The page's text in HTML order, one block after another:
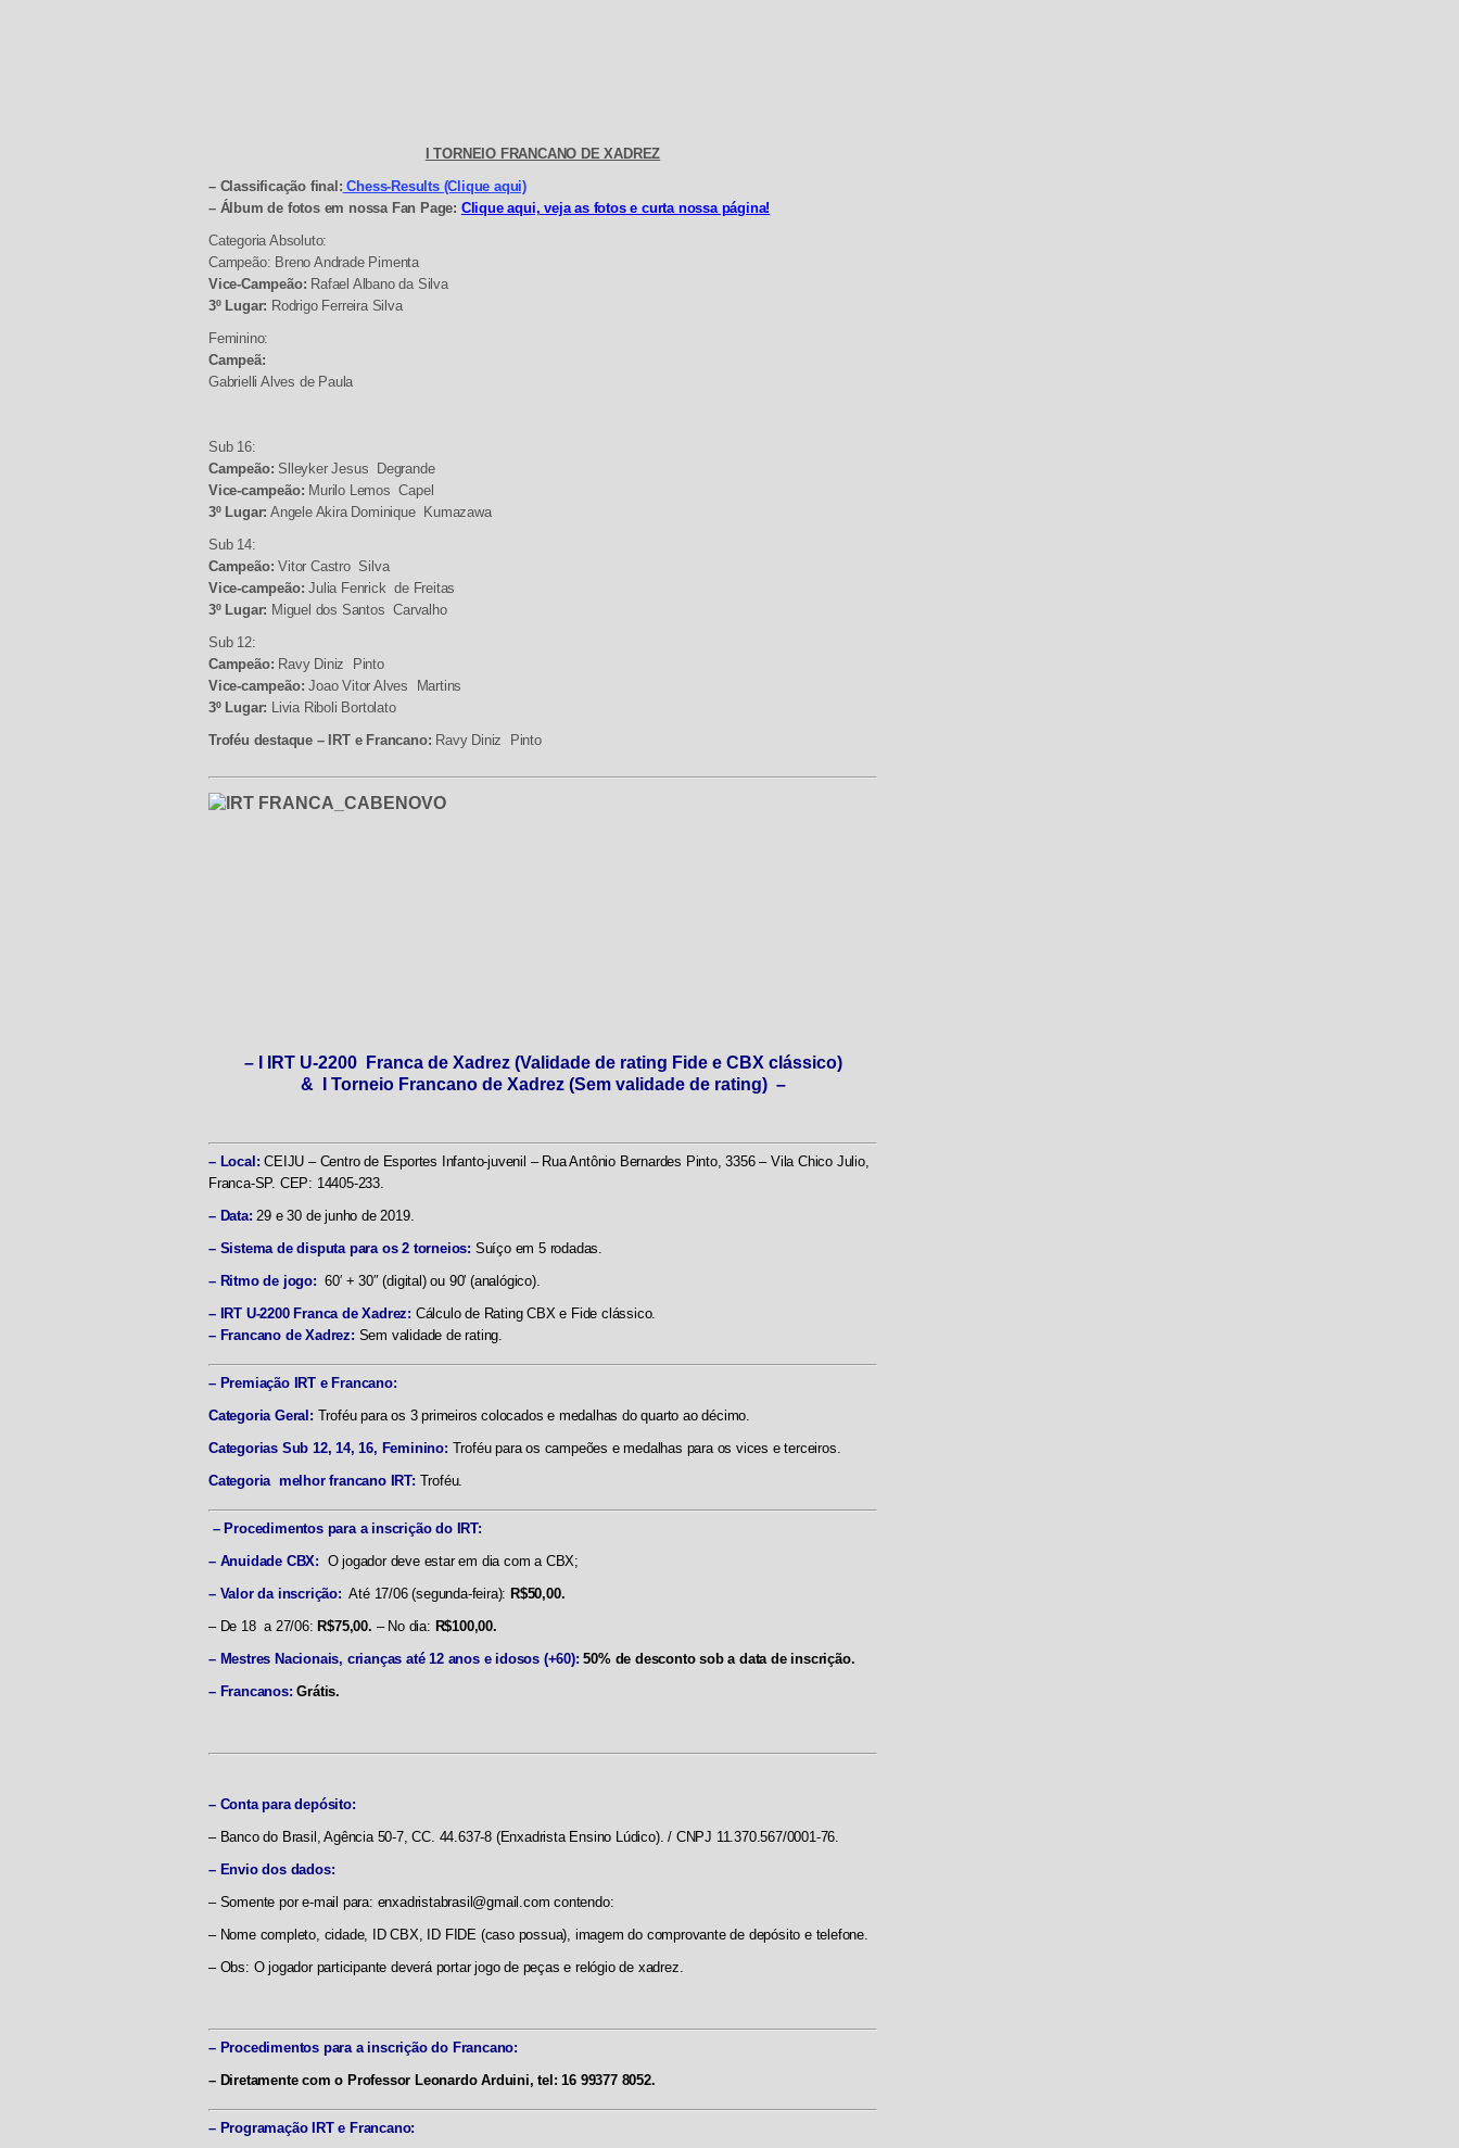
I TORNEIO FRANCANO DE XADREZ
– Classificação final: Chess-Results (Clique aqui)
– Álbum de fotos em nossa Fan Page: Clique aqui, veja as fotos e curta nossa página!
Categoria Absoluto:
Campeão: Breno Andrade Pimenta
Vice-Campeão: Rafael Albano da Silva
3º Lugar: Rodrigo Ferreira Silva
Feminino:
Campeã:
Gabrielli Alves de Paula
Sub 16:
Campeão: Slleyker Jesus Degrande
Vice-campeão: Murilo Lemos Capel
3º Lugar: Angele Akira Dominique Kumazawa
Sub 14:
Campeão: Vitor Castro Silva
Vice-campeão: Julia Fenrick de Freitas
3º Lugar: Miguel dos Santos Carvalho
Sub 12:
Campeão: Ravy Diniz Pinto
Vice-campeão: Joao Vitor Alves Martins
3º Lugar: Livia Riboli Bortolato
Troféu destaque – IRT e Francano: Ravy Diniz Pinto
– I IRT U-2200 Franca de Xadrez (Validade de rating Fide e CBX clássico)
&
I Torneio Francano de Xadrez (Sem validade de rating) –
– Local: CEIJU – Centro de Esportes Infanto-juvenil – Rua Antônio Bernardes Pinto, 3356 – Vila Chico Julio,
Franca-SP. CEP: 14405-233.
– Data: 29 e 30 de junho de 2019.
– Sistema de disputa para os 2 torneios: Suíço em 5 rodadas.
– Ritmo de jogo: 60′ + 30″ (digital) ou 90′ (analógico).
– IRT U-2200 Franca de Xadrez: Cálculo de Rating CBX e Fide clássico.
– Francano de Xadrez: Sem validade de rating.
– Premiação IRT e Francano:
Categoria Geral: Troféu para os 3 primeiros colocados e medalhas do quarto ao décimo.
Categorias Sub 12, 14, 16, Feminino: Troféu para os campeões e medalhas para os vices e terceiros.
Categoria melhor francano IRT: Troféu.
– Procedimentos para a inscrição do IRT:
– Anuidade CBX: O jogador deve estar em dia com a CBX;
– Valor da inscrição: Até 17/06 (segunda-feira): R$50,00.
– De 18 a 27/06: R$75,00. – No dia: R$100,00.
– Mestres Nacionais, crianças até 12 anos e idosos (+60): 50% de desconto sob a data de inscrição.
– Francanos: Grátis.
– Conta para depósito:
– Banco do Brasil, Agência 50-7, CC. 44.637-8 (Enxadrista Ensino Lúdico). / CNPJ 11.370.567/0001-76.
– Envio dos dados:
– Somente por e-mail para: enxadristabrasil@gmail.com contendo:
– Nome completo, cidade, ID CBX, ID FIDE (caso possua), imagem do comprovante de depósito e telefone.
– Obs: O jogador participante deverá portar jogo de peças e relógio de xadrez.
– Procedimentos para a inscrição do Francano:
– Diretamente com o Professor Leonardo Arduini, tel: 16 99377 8052.
– Programação IRT e Francano: